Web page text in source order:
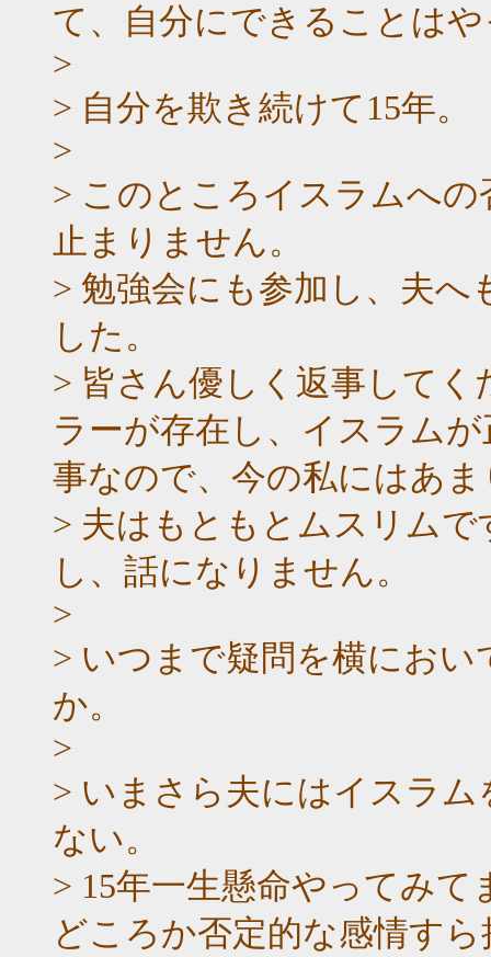
て、自分にできることは
>
> 自分を欺き続けて15年
>
> このところイスラムへ
止まりません。
> 勉強会にも参加し、夫
した。
> 皆さん優しく返事して
ラーが存在し、イスラム
事なので、今の私にはあ
> 夫はもともとムスリム
し、話になりません。
>
> いつまで疑問を横にお
か。
>
> いまさら夫にはイスラ
ない。
> 15年一生懸命やってみ
どころか否定的な感情す